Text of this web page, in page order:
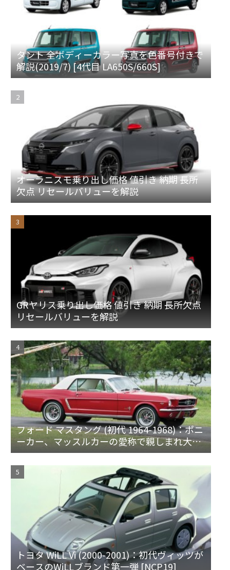
タント 全ボディーカラー写真を色番号付きで
解説(2019/7) [4代目 LA650S/660S]
オーラニスモ乗り出し価格 値引き 納期 長所
欠点 リセールバリューを解説
GRヤリス乗り出し価格 値引き 納期 長所欠点
リセールバリューを解説
フォード マスタング (初代 1964-1968)：ポニ
ーカー、マッスルカーの愛称で親しまれ大ヒ
ット
トヨタ WiLL Vi (2000-2001)：初代ヴィッツが
ベースのWiLLブランド第一弾 [NCP19]